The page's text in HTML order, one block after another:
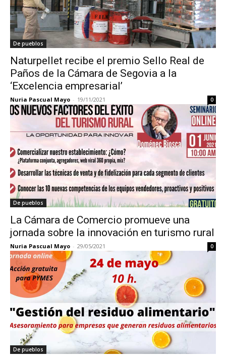
De pueblos
Naturpellet recibe el premio Sello Real de
Paños de la Cámara de Segovia a la
‘Excelencia empresarial’
Nuria Pascual Mayo - 19/11/2021 0
De pueblos
La Cámara de Comercio promueve una
jornada sobre la innovación en turismo rural
Nuria Pascual Mayo - 29/05/2021 0
De pueblos